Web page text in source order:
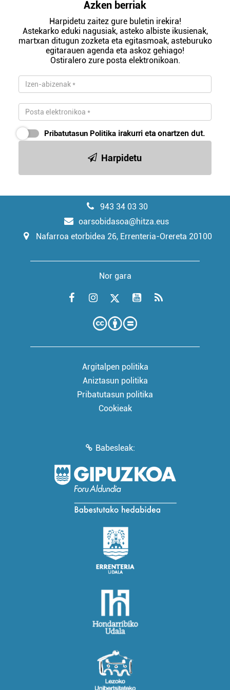
Azken berriak
Harpidetu zaitez gure buletin irekira!
Astekarko eduki nagusiak, asteko albiste ikusienak,
martxan ditugun zozketa eta egitasmoak, asteburuko
egitarauen agenda eta askoz gehiago!
Ostiralero zure posta elektronikoan.
Pribatutasun Politika irakurri eta onartzen dut.
Harpidetu
943 34 03 30
oarsobidasoa@hitza.eus
Nafarroa etorbidea 26, Errenteria-Orereta 20100
Nor gara
Argitalpen politika
Aniztasun politika
Pribatutasun politika
Cookieak
Babesleak: